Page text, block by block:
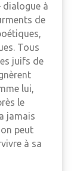
dialogue à
de
Tous
juifs de
lui,
le
jamais
peut
à sa